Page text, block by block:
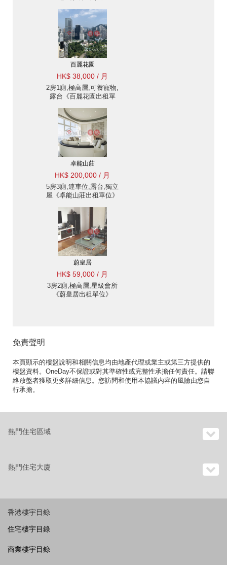
百麗花園
HK$ 38,000 / 月
2房1廁,極高層,可養寵物,
露台《百麗花園出租單
卓能山莊
HK$ 200,000 / 月
5房3廁,連車位,露台,獨立
屋《卓能山莊出租單位》
蔚皇居
HK$ 59,000 / 月
3房2廁,極高層,星級會所
《蔚皇居出租單位》
免責聲明
本頁顯示的樓盤說明和相關信息均由地產代理或業主或第三方提供的
樓盤資料。OneDay不保證或對其準確性或完整性承擔任何責任。請聯
絡放盤者獲取更多詳細信息。您訪問和使用本協議內容的風險由您自
行承擔。
熱門住宅區域
熱門住宅大廈
香港樓宇目錄
住宅樓宇目錄
商業樓宇目錄